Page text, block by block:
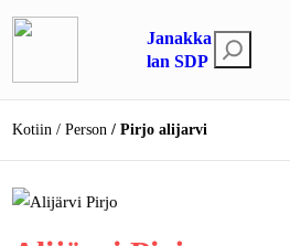
Siirry
sisältöön
Janakka
lan SDP
t
s
Kotiin Person Pirjo alijarvi